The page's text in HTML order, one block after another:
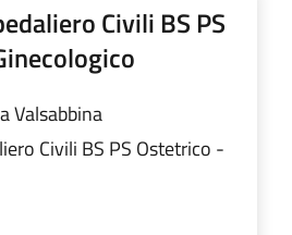
Civili BS PS
Valsabbina
Civili BS PS Ostetrico -